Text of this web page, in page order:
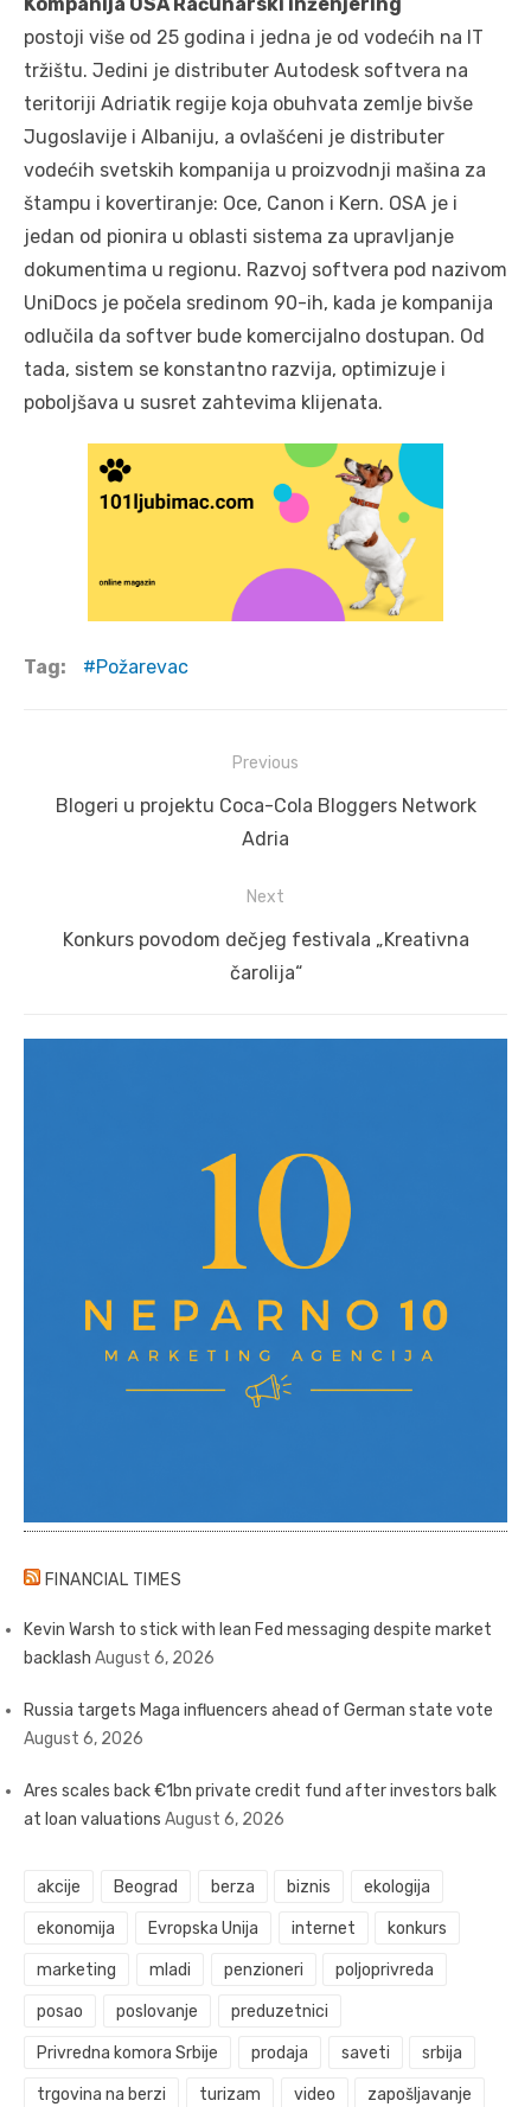
postoji više od 25 godina i jedna je od vodećih na IT
tržištu. Jedini je distributer Autodesk softvera na
teritoriji Adriatik regije koja obuhvata zemlje bivše
Jugoslavije i Albaniju, a ovlašćeni je distributer
vodećih svetskih kompanija u proizvodnji mašina za
štampu i kovertiranje: Oce, Canon i Kern. OSA je i
jedan od pionira u oblasti sistema za upravljanje
dokumentima u regionu. Razvoj softvera pod nazivom
UniDocs je počela sredinom 90-ih, kada je kompanija
odlučila da softver bude komercijalno dostupan. Od
tada, sistem se konstantno razvija, optimizuje i
poboljšava u susret zahtevima klijenata.
Tag: Požarevac
navigation
Previous
Previous
Blogeri u projektu Coca-Cola Bloggers Network
Adria
Next
NextKonkurs povodom dečjeg festivala „Kreativna
čarolija“
FINANCIAL TIMES
Kevin Warsh to stick with lean Fed messaging despite market
backlash August 6, 2026
Russia targets Maga influencers ahead of German state vote
August 6, 2026
Ares scales back €1bn private credit fund after investors balk
at loan valuations August 6, 2026
akcije Beograd berza biznis ekologija
ekonomija Evropska Unija internet konkurs
marketing mladi penzioneri poljoprivreda
posao poslovanje preduzetnici
Privredna komora Srbije prodaja saveti srbija
trgovina na berzi turizam video zapošljavanje